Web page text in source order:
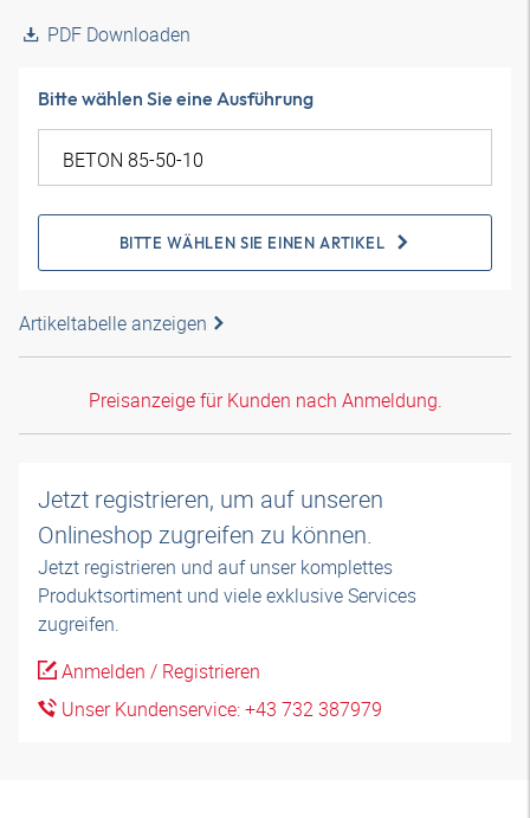
PDF Downloaden
Bitte wählen Sie eine Ausführung
BITTE WÄHLEN SIE EINEN ARTIKEL
Artikeltabelle anzeigen
Preisanzeige für Kunden nach Anmeldung.
Jetzt registrieren, um auf unseren
Onlineshop zugreifen zu können.
Jetzt registrieren und auf unser komplettes
Produktsortiment und viele exklusive Services
zugreifen.
Anmelden / Registrieren
Unser Kundenservice: +43 732 387979